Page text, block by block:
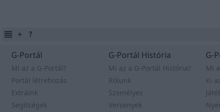
G-Portál
Mi az a G-Portál?
Portál létrehozás
Extráink
Segítségek
G-Portál História
Mi az a G-Portál História?
Rólunk
Személyes
Versenyek
G-
Mi
Ki